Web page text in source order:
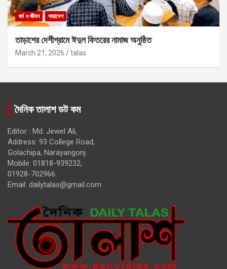
ধর্ম ও জীবন সারাদেশ
তাড়াশের দেশীগ্রামে ঈদুল ফিতরের নামাজ অনুষ্ঠিত
March 21, 2026 talas
দৈনিক তালাশ ডট কম
Editor : Md. Jewel Ali,
Address: 93 College Road,
Golachipa, Narayangonj.
Mobile: 01818-939232,
01928-702966.
Email: dailytalas@gmail.com